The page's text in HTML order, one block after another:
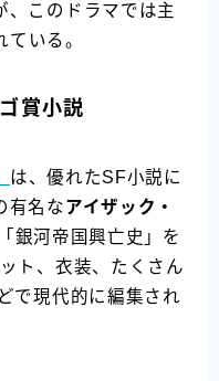
、このドラマでは主
いる。
賞小説
は、優れたSF小説に
有名なアイザック・
銀河帝国興亡史」を
ト、衣装、たくさん
で現代的に編集され